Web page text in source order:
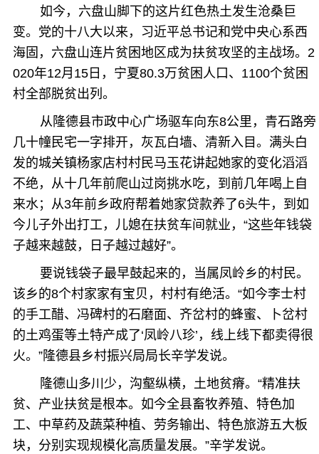
如今，六盘山脚下的这片红色热土发生沧桑巨
变。党的十八大以来，习近平总书记和党中央心系西
海固，六盘山连片贫困地区成为扶贫攻坚的主战场。2
020年12月15日，宁夏80.3万贫困人口、1100个贫困
村全部脱贫出列。
从隆德县市政中心广场驱车向东8公里，青石路旁
几十幢民宅一字排开，灰瓦白墙、清新入目。满头白
发的城关镇杨家店村村民马玉花讲起她家的变化滔滔
不绝，从十几年前爬山过岗挑水吃，到前几年喝上自
来水；从3年前乡政府帮着她家贷款养了6头牛，到如
今儿子外出打工，儿媳在扶贫车间就业，“这些年钱袋
子越来越鼓，日子越过越好”。
要说钱袋子最早鼓起来的，当属凤岭乡的村民。
该乡的8个村家家有宝贝，村村有绝活。“如今李士村
的手工醋、冯碑村的石磨面、齐岔村的蜂蜜、卜岔村
的土鸡蛋等土特产成了‘凤岭八珍’，线上线下都卖得很
火。”隆德县乡村振兴局局长辛学发说。
隆德山多川少，沟壑纵横，土地贫瘠。“精准扶
贫、产业扶贫是根本。如今全县畜牧养殖、特色加
工、中草药及蔬菜种植、劳务输出、特色旅游五大板
块，分别实现规模化高质量发展。”辛学发说。